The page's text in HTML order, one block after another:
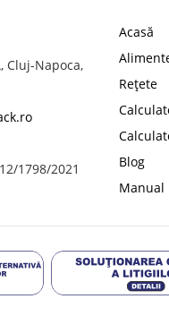
Cluj-Napoca,
1798/2021
Acasă
Rețete
Blog